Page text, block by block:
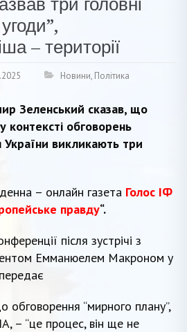
– території
Новини, Політика
Зеленський сказав, що
контексті обговорень
України викликають три
– онлайн газета Голос ІФ
правду“.
після зустрічі з
Емманюелем Макроном у
обговорення “мирного плану”,
– “це процес, він ще не